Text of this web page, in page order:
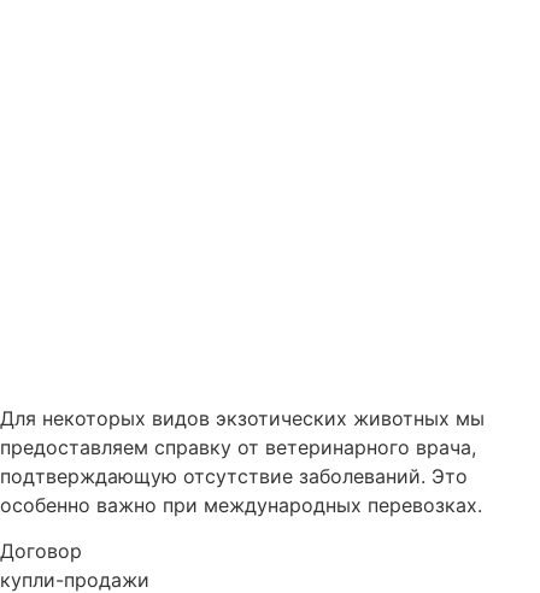
Для некоторых видов экзотических животных мы
предоставляем справку от ветеринарного врача,
подтверждающую отсутствие заболеваний. Это
особенно важно при международных перевозках.
Договор
купли-продажи